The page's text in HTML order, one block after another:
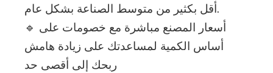
أقل بكثير من متوسط ​​الصناعة بشكل عام.
🔹 أسعار المصنع مباشرة مع خصومات على
أساس الكمية لمساعدتك على زيادة هامش
ربحك إلى أقصى حد